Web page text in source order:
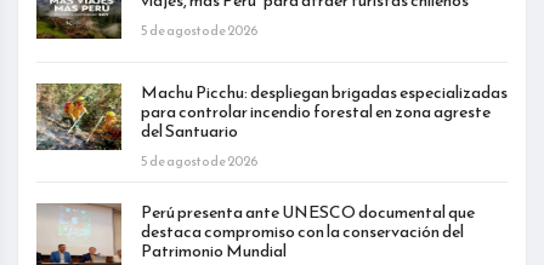
5 de agosto de 2026
Machu Picchu: despliegan brigadas especializadas
para controlar incendio forestal en zona agreste
del Santuario
5 de agosto de 2026
Perú presenta ante UNESCO documental que
destaca compromiso con la conservación del
Patrimonio Mundial